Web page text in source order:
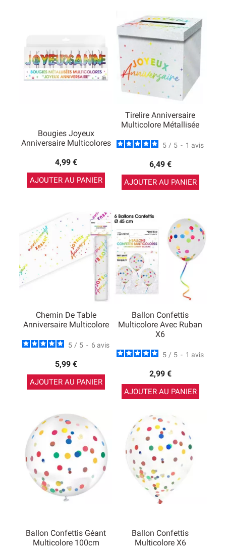
Bougies Joyeux
Anniversaire Multicolores
4,99 €
AJOUTER AU PANIER
Tirelire Anniversaire
Multicolore Métallisée
5 / 5 - 1 avis
6,49 €
AJOUTER AU PANIER
Chemin De Table
Anniversaire Multicolore
5 / 5 - 6 avis
5,99 €
AJOUTER AU PANIER
Ballon Confettis
Multicolore Avec Ruban
X6
5 / 5 - 1 avis
2,99 €
AJOUTER AU PANIER
Ballon Confettis Géant
Multicolore 100cm
Ballon Confettis
Multicolore X6